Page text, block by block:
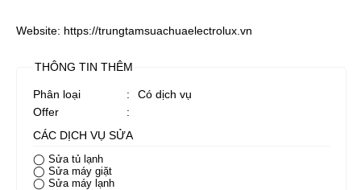
Website: https://trungtamsuachuaelectrolux.vn
THÔNG TIN THÊM
Phân loại :
Có dịch vụ
Offer
:
CÁC DỊCH VỤ SỬA
◯ Sửa tủ lạnh
◯ Sửa máy giặt
◯ Sửa máy lạnh